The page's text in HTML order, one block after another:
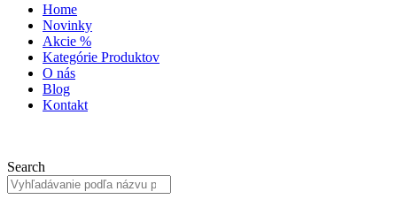
Home
Novinky
Akcie %
Kategórie Produktov
O nás
Blog
Kontakt
Search